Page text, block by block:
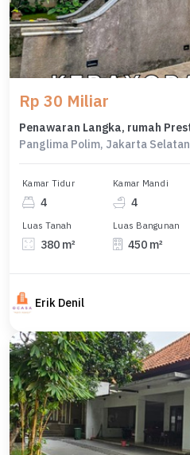
Rp 30 Miliar
Panglima Polim, Jakarta Selatan
Kamar Tidur
4
Kamar Mandi
4
Luas Tanah
380 m²
Luas Bangunan
450 m²
Erik Denil